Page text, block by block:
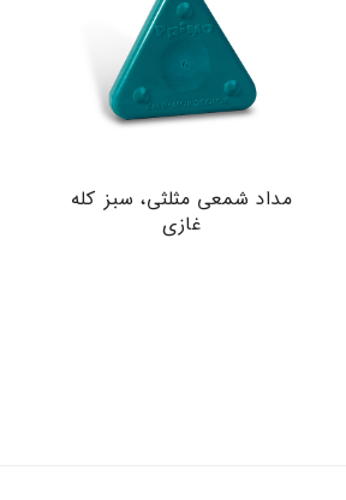
مداد شمعی مثلثی، سبز كله
غازی